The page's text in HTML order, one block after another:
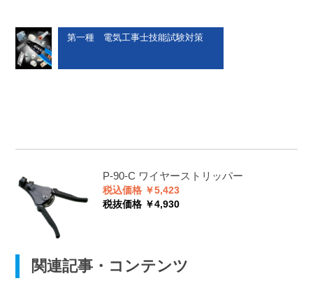
第一種 電気工事士技能試験対策
P-90-C ワイヤーストリッパー
税込価格 ￥5,423
税抜価格 ￥4,930
関連記事・コンテンツ